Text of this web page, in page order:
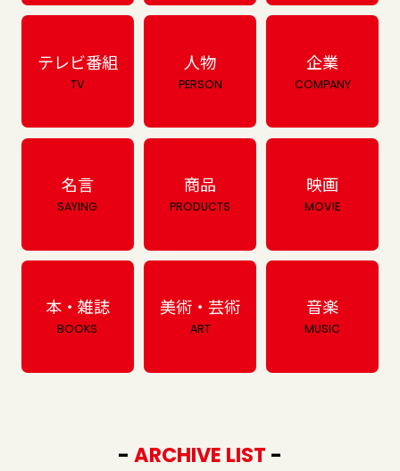
テレビ番組
TV
人物
PERSON
企業
COMPANY
名言
SAYING
商品
PRODUCTS
映画
MOVIE
本・雑誌
BOOKS
美術・芸術
ART
音楽
MUSIC
- ARCHIVE LIST -